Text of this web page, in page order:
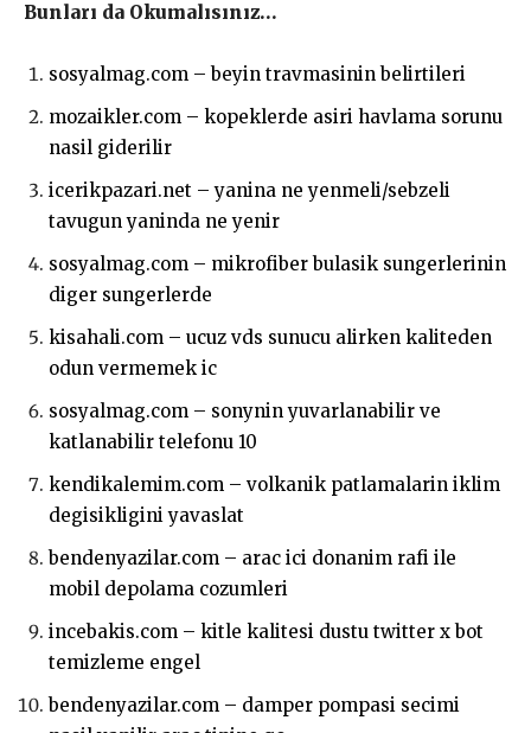
Bunları da Okumalısınız…
sosyalmag.com – beyin travmasinin belirtileri
mozaikler.com – kopeklerde asiri havlama sorunu
nasil giderilir
icerikpazari.net – yanina ne yenmeli/sebzeli
tavugun yaninda ne yenir
sosyalmag.com – mikrofiber bulasik sungerlerinin
diger sungerlerde
kisahali.com – ucuz vds sunucu alirken kaliteden
odun vermemek ic
sosyalmag.com – sonynin yuvarlanabilir ve
katlanabilir telefonu 10
kendikalemim.com – volkanik patlamalarin iklim
degisikligini yavaslat
bendenyazilar.com – arac ici donanim rafi ile
mobil depolama cozumleri
incebakis.com – kitle kalitesi dustu twitter x bot
temizleme engel
bendenyazilar.com – damper pompasi secimi